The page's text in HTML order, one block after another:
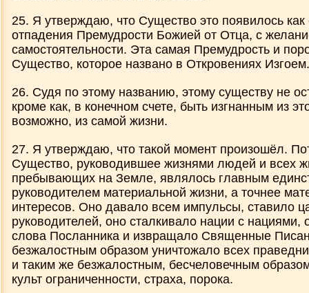
25. Я утверждаю, что Существо это появилось как
отпадения Премудрости Божией от Отца, с
самостоятельности. Эта самая Премудрость и
Существо, которое названо в Откровениях Изгоем.
26. Судя по этому названию, этому существу не
кроме как, в конечном счете, быть изгнанным из
возможно, из самой жизни.
27. Я утверждаю, что такой момент произошёл.
Существо, руководившее жизнями людей и всех
пребывающих на Земле, являлось главным
руководителем материальной жизни, а точнее
интересов. Оно давало всем импульсы, ставило
руководителей, оно сталкивало нации с нациями,
слова Посланника и извращало Священные
безжалостным образом уничтожало всех
и таким же безжалостным, бесчеловечным
культ ограниченности, страха, порока.